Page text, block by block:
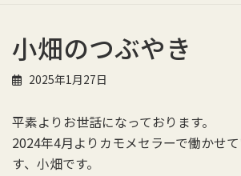
小畑のつぶやき
2025年1月27日
平素よりお世話になっております。
2024年4月よりカモメセラーで働かせ
す、小畑です。